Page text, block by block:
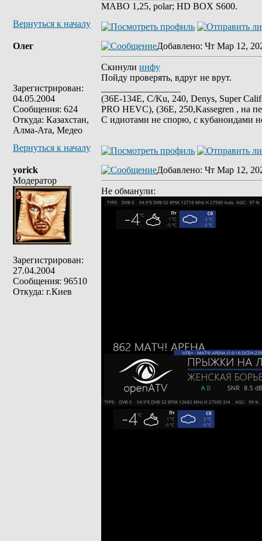
MABO 1,25, polar; HD BOX S600.
Вернуться к началу
Олег
Зарегистрирован:
04.05.2004
Сообщения: 624
Откуда: Казахстан,
Алма-Ата, Медео
Добавлено: Чт Мар 12,
Скинули инфу
Пойду проверять, вдруг не врут.
(36E-134E, C/Ku, 240, Denys, Super
PRO HEVC), (36E, 250,Kassegren , на
С идиотами не спорю, с кубаноидами
Вернуться к началу
yorick
Модератор
Зарегистрирован:
27.04.2004
Сообщения: 96510
Откуда: г.Киев
Добавлено: Чт Мар 12,
Не обманули: